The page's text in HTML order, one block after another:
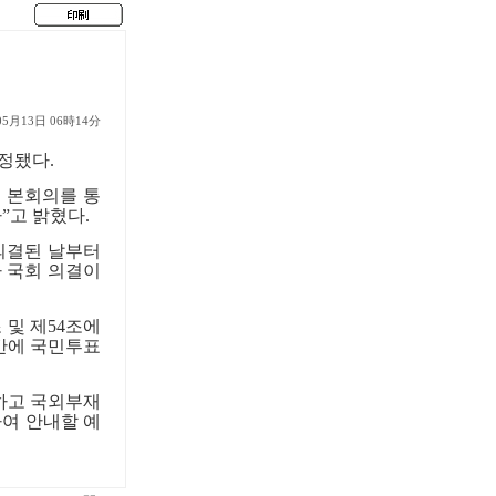
月13日 06時14分
됐다.
본회의를 통
”고 밝혔다.
된 날부터
국회 의결이
및 제 54조에
에 국민투표
국외부재
안내할 예